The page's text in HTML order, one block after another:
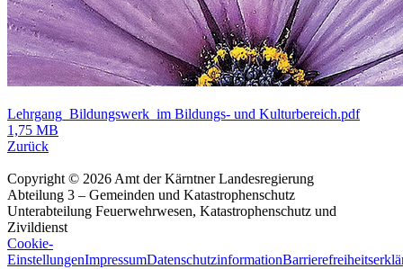
Lehrgang_Bildungswerk_im Bildungs- und Kulturbereich.pdf
1,75 MB
Zurück
Copyright © 2026 Amt der Kärntner Landesregierung
Abteilung 3 – Gemeinden und Katastrophenschutz
Unterabteilung Feuerwehrwesen, Katastrophenschutz und
Zivildienst
Cookie-
EinstellungenImpressumDatenschutzinformation